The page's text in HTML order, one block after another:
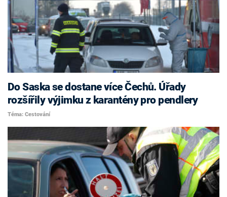
Do Saska se dostane více Čechů. Úřady
rozšířily výjimku z karantény pro pendlery
Téma: Cestování